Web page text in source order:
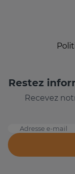
Restez
Recevez
Adresse e-mail